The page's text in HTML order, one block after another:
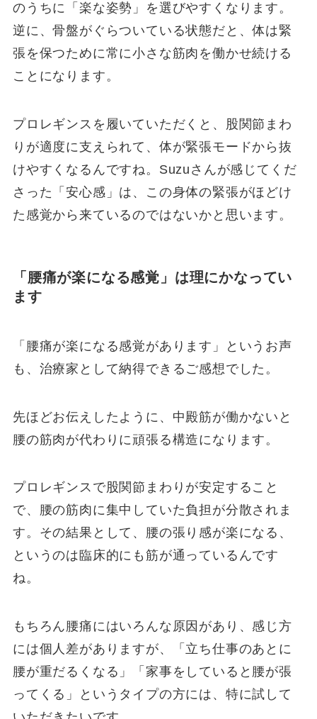
のうちに「楽な姿勢」を選びやすくなります。
逆に、骨盤がぐらついている状態だと、体は緊
張を保つために常に小さな筋肉を働かせ続ける
ことになります。
プロレギンスを履いていただくと、股関節まわ
りが適度に支えられて、体が緊張モードから抜
けやすくなるんですね。Suzuさんが感じてくだ
さった「安心感」は、この身体の緊張がほどけ
た感覚から来ているのではないかと思います。
「腰痛が楽になる感覚」は理にかなってい
ます
「腰痛が楽になる感覚があります」というお声
も、治療家として納得できるご感想でした。
先ほどお伝えしたように、中殿筋が働かないと
腰の筋肉が代わりに頑張る構造になります。
プロレギンスで股関節まわりが安定すること
で、腰の筋肉に集中していた負担が分散されま
す。その結果として、腰の張り感が楽になる、
というのは臨床的にも筋が通っているんです
ね。
もちろん腰痛にはいろんな原因があり、感じ方
には個人差がありますが、「立ち仕事のあとに
腰が重だるくなる」「家事をしていると腰が張
ってくる」というタイプの方には、特に試して